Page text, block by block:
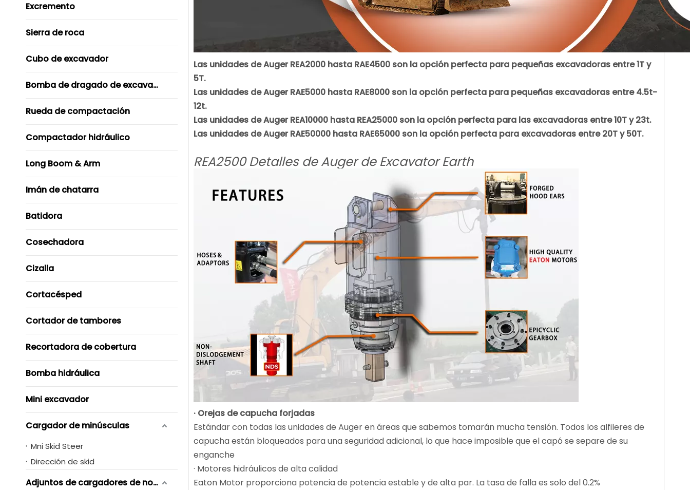
Excremento
Sierra de roca
Cubo de excavador
Bomba de dragado de excavador
Rueda de compactación
Compactador hidráulico
Long Boom & Arm
Imán de chatarra
Batidora
Cosechadora
Cizalla
Cortacésped
Cortador de tambores
Recortadora de cobertura
Bomba hidráulica
Mini excavador
Cargador de minúsculas
Mni Skid Steer
Dirección de skid
Adjuntos de cargadores de novero de skid
Las unidades de Auger REA2000 hasta RAE4500 son la opción perfecta para pequeñas excavadoras entre 1T y
5T.
Las unidades de Auger RAE5000 hasta RAE8000 son la opción perfecta para pequeñas excavadoras entre 4.5t-
12t.
Las unidades de Auger REA10000 hasta REA25000 son la opción perfecta para las excavadoras entre 10T y 23t.
Las unidades de Auger RAE50000 hasta RAE65000 son la opción perfecta para excavadoras entre 20T y 50T.
REA2500 Detalles de Auger de Excavator Earth
· Orejas de capucha forjadas
Estándar con todas las unidades de Auger en áreas que sabemos tomarán mucha tensión. Todos los alfileres de
capucha están bloqueados para una seguridad adicional, lo que hace imposible que el capó se separe de su
enganche
· Motores hidráulicos de alta calidad
Eaton Motor proporciona potencia de potencia estable y de alta par. La tasa de falla es solo del 0.2%